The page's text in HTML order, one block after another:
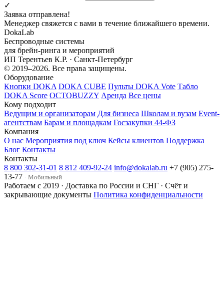
✓
Заявка отправлена!
Менеджер свяжется с вами в течение ближайшего времени.
DokaLab
Беспроводные системы
для брейн-ринга и мероприятий
ИП Терентьев К.Р. · Санкт-Петербург
© 2019–2026. Все права защищены.
Оборудование
Кнопки DOKA DOKA CUBE Пульты DOKA Vote Табло
DOKA Score OCTOBUZZY Аренда Все цены
Кому подходит
Ведущим и организаторам Для бизнеса Школам и вузам Event-
агентствам Барам и площадкам Госзакупки 44-ФЗ
Компания
О нас Мероприятия под ключ Кейсы клиентов Поддержка
Блог Контакты
Контакты
8 800 302-31-01 8 812 409-92-24 info@dokalab.ru +7 (905) 275-
13-77 · Мобильный
Работаем с 2019 · Доставка по России и СНГ · Счёт и
закрывающие документы Политика конфиденциальности